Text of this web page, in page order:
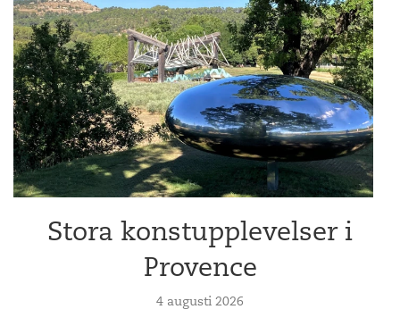
Stora konstupplevelser i
Provence
4 augusti 2026